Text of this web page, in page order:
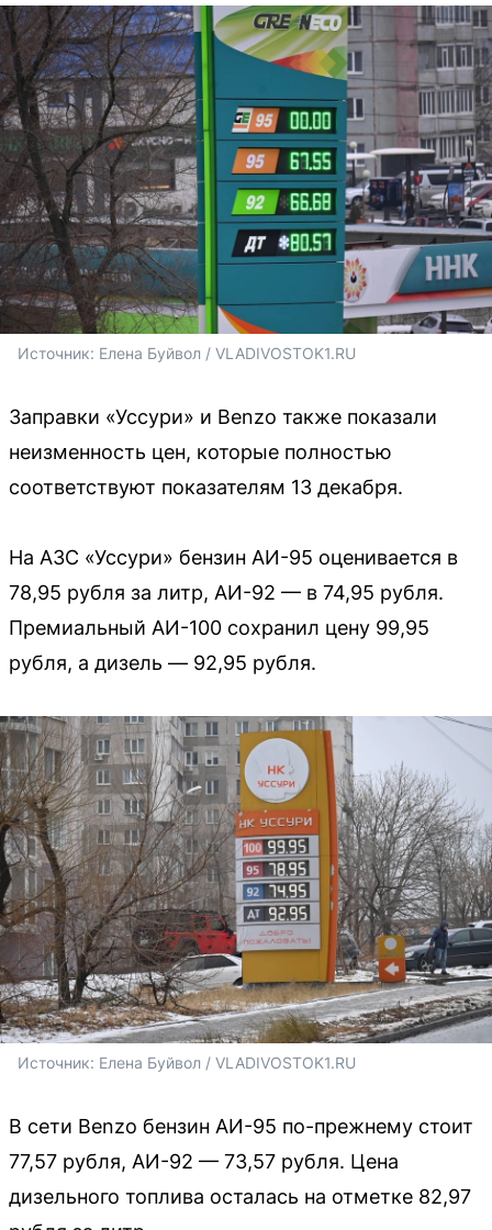
Источник: Елена Буйвол / VLADIVOSTOK1.RU
Заправки «Уссури» и Benzo также показали
неизменность цен, которые полностью
соответствуют показателям 13 декабря.
На АЗС «Уссури» бензин АИ-95 оценивается в
78,95 рубля за литр, АИ-92 — в 74,95 рубля.
Премиальный АИ-100 сохранил цену 99,95
рубля, а дизель — 92,95 рубля.
Источник: Елена Буйвол / VLADIVOSTOK1.RU
В сети Benzo бензин АИ-95 по-прежнему стоит
77,57 рубля, АИ-92 — 73,57 рубля. Цена
дизельного топлива осталась на отметке 82,97